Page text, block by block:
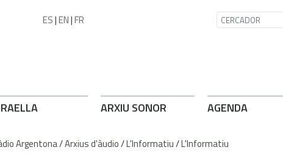
ES|EN|FR
ARXIU SONOR AGENDA
Argentona/Arxius d'àudio/L'Informatiu/L'Informatiu